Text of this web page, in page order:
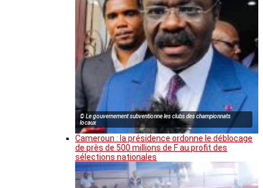
© Le gouvernement subventionne les clubs des championnats
locaux
Cameroun : la présidence ordonne le déblocage
de près de 500 millions de F au profit des
sélections nationales